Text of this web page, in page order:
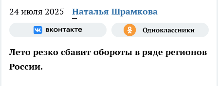
24 июля 2025 Наталья Шрамкова
Лето резко сбавит обороты в ряде регионов
России.